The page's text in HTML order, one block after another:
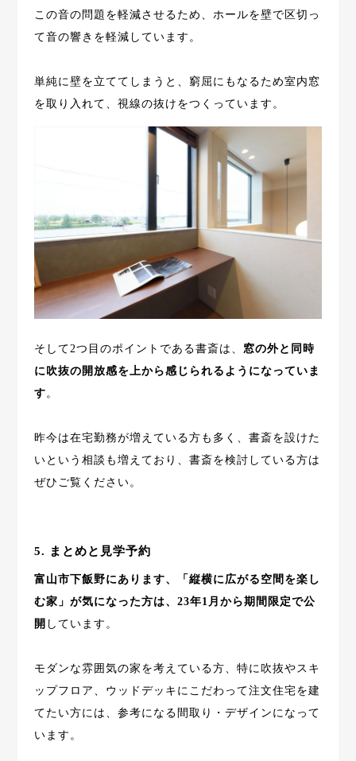
この音の問題を軽減させるため、ホールを壁で区切っ
て音の響きを軽減しています。
単純に壁を立ててしまうと、窮屈にもなるため室内窓
を取り入れて、視線の抜けをつくっています。
そして2つ目のポイントである書斎は、 窓の外と同時
に吹抜の開放感を上から感じられるようになっていま
す。
昨今は在宅勤務が増えている方も多く、書斎を設けた
いという相談も増えており、書斎を検討している方は
ぜひご覧ください。
5. まとめと見学予約
富山市下飯野にあります、「縦横に広がる空間を楽し
む家」が気になった方は、23年1月から期間限定で公
開 しています。
モダンな雰囲気の家を考えている方、特に吹抜やスキ
ップフロア、ウッドデッキにこだわって注文住宅を建
てたい方には、参考になる間取り・デザインになって
います。